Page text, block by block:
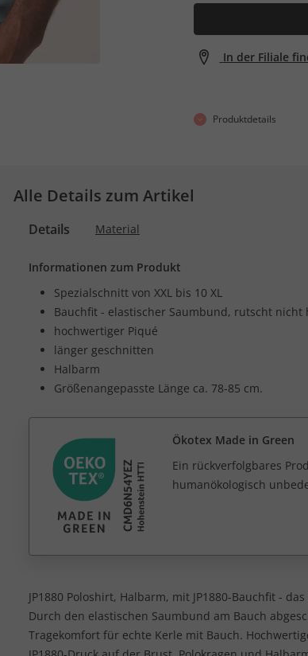
In der Filiale
Produktdetails
Alle Details zum Artikel
Details Material
Informationen zum Produkt
Spezialschnitt von XXL bis 10 XL
Bauchfit - elastischer Saumbund, rutscht nicht
hochwertiger Piqué
länger geschnitten
Halbarm
Größenangepasste Länge ca. 78-85 cm.
Ökotex Made in Green
Ein rückverfolgbares
humanökologisch
JP1880 Poloshirt, Halbarm, mit JP1880-Bauchfit -
Durch den elastischen Saumbund am Bauch
Tragekomfort für echte Kerle mit Bauch.